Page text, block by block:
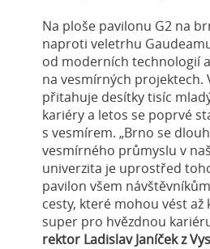
Na ploše pavilonu G2 na
naproti veletrhu
od moderních technologií
na vesmírných projektech.
přitahuje desítky tisíc
kariéry a letos se poprvé
s vesmírem. „Brno se
vesmírného průmyslu v
univerzita je uprostřed
pavilon všem
cesty, které mohou vést
super pro hvězdnou
rektor Ladislav Janíček z